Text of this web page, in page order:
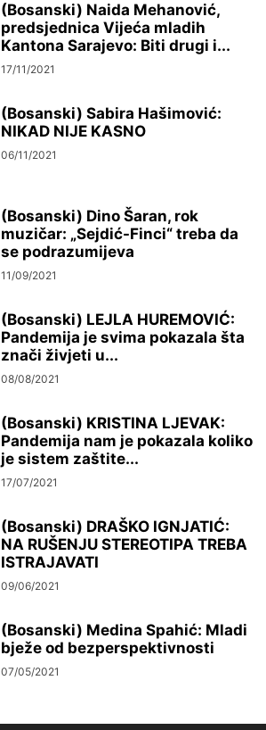
(Bosanski) Naida Mehanović,
predsjednica Vijeća mladih
Kantona Sarajevo: Biti drugi i...
17/11/2021
(Bosanski) Sabira Hašimović:
NIKAD NIJE KASNO
06/11/2021
(Bosanski) Dino Šaran, rok
muzičar: „Sejdić-Finci“ treba da
se podrazumijeva
11/09/2021
(Bosanski) LEJLA HUREMOVIĆ:
Pandemija je svima pokazala šta
znači živjeti u...
08/08/2021
(Bosanski) KRISTINA LJEVAK:
Pandemija nam je pokazala koliko
je sistem zaštite...
17/07/2021
(Bosanski) DRAŠKO IGNJATIĆ:
NA RUŠENJU STEREOTIPA TREBA
ISTRAJAVATI
09/06/2021
(Bosanski) Medina Spahić: Mladi
bježe od bezperspektivnosti
07/05/2021